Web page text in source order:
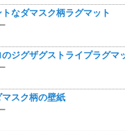
なダマスク柄ラグマット
ジグザグストライプラグマ
スク柄の壁紙